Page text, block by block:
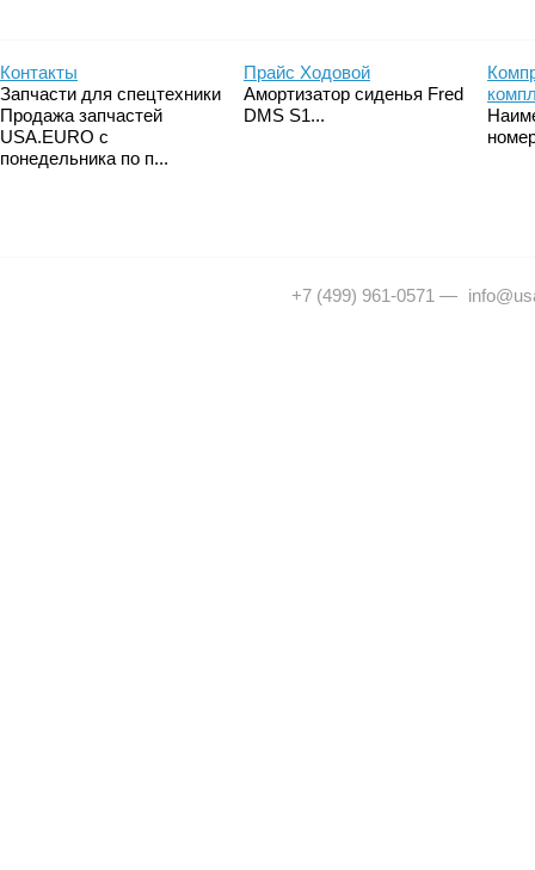
Контакты
Запчасти для спецтехники
Продажа запчастей
USA.EURO с
понедельника по п...
Прайс Ходовой
Амортизатор сиденья Fred
DMS S1...
+7 (499) 961-0571 —